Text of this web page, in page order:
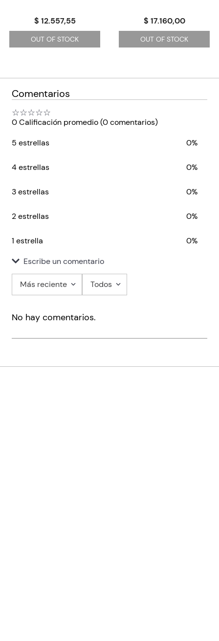
$ 12.557,55
OUT OF STOCK
$ 17.160,00
OUT OF STOCK
Comentarios
☆☆☆☆☆
0 Calificación promedio(0 comentarios)
5 estrellas
0%
4 estrellas 0%
3 estrellas 0%
2 estrellas 0%
1 estrella
0%
Escribe un comentario
Título
★★★★★
Más reciente Todos
No hay comentarios.